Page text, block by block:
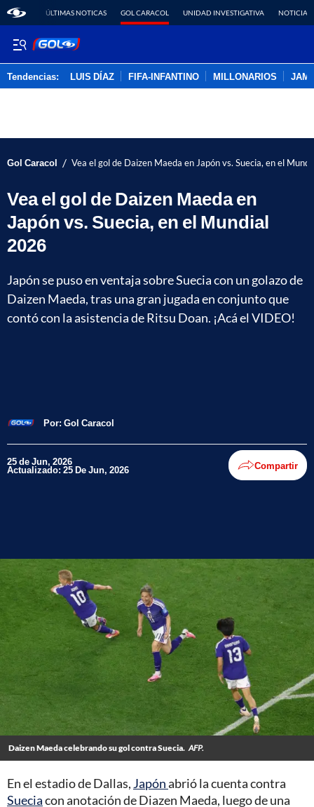
ÚLTIMAS NOTICAS GOL CARACOL UNIDAD INVESTIGATIVA NOTICIAS
Tendencias: LUIS DÍAZ FIFA-INFANTINO MILLONARIOS
Gol Caracol / Vea el gol de Daizen Maeda en Japón vs. Suecia, en el
Vea el gol de Daizen Maeda en
Japón vs. Suecia, en el Mundial
2026
Japón se puso en ventaja sobre Suecia con un golazo de
Daizen Maeda, tras una gran jugada en conjunto que
contó con la asistencia de Ritsu Doan. ¡Acá el VIDEO!
Por: Gol Caracol
25 de Jun, 2026
Actualizado: 25 De Jun, 2026 Compartir
Daizen Maeda celebrando su gol contra Suecia. AFP.
En el estadio de Dallas, Japónabrió la cuenta contra
Sueciacon anotación de Diazen Maeda, luego de una